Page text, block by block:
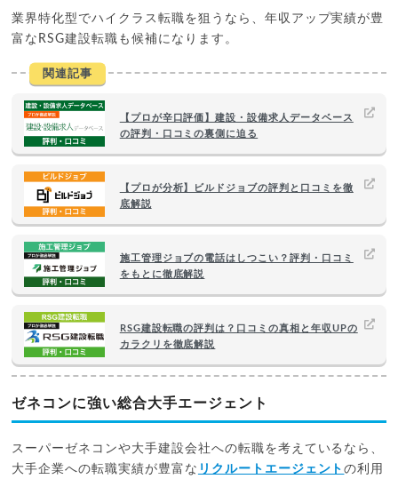
業界特化型でハイクラス転職を狙うなら、年収アップ実績が豊
富なRSG建設転職も候補になります。
関連記事
【プロが辛口評価】建設・設備求人データベース
の評判・口コミの裏側に迫る
【プロが分析】ビルドジョブの評判と口コミを徹
底解説
施工管理ジョブの電話はしつこい？評判・口コミ
をもとに徹底解説
RSG建設転職の評判は？口コミの真相と年収UPの
カラクリを徹底解説
ゼネコンに強い総合大手エージェント
スーパーゼネコンや大手建設会社への転職を考えているなら、
大手企業への転職実績が豊富な リクルートエージェントの利用